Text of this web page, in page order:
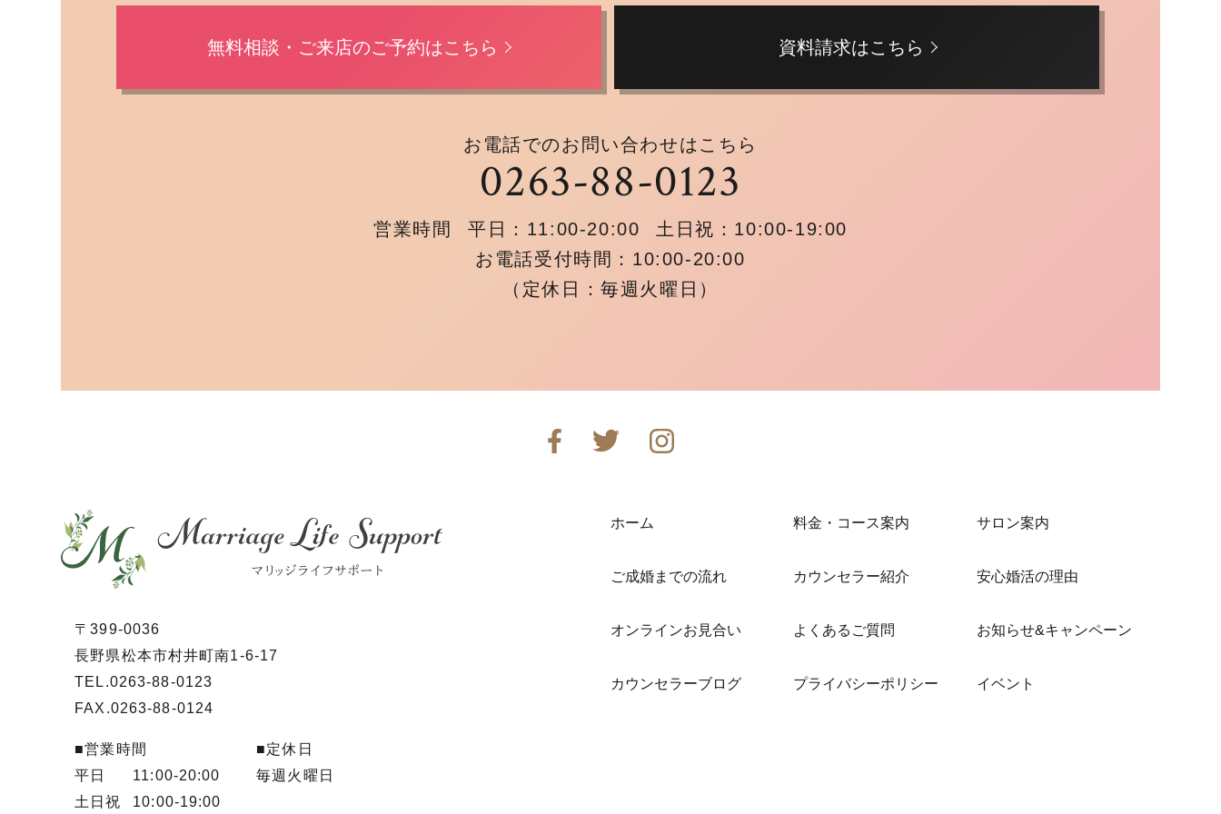
無料相談・ご来店のご予約はこちら 資料請求はこちら
お電話でのお問い合わせはこちら
0263-88-0123
営業時間 平日：11:00-20:00
土日祝：10:00-19:00
お電話受付時間：10:00-20:00
（定休日：毎週火曜日）
〒399-0036
長野県松本市村井町南1-6-17
TEL.0263-88-0123
FAX.0263-88-0124
■営業時間
平日
11:00-20:00
土日祝
10:00-19:00
■定休日
毎週火曜日
ホーム 料金・コース案内 サロン案内
ご成婚までの流れ カウンセラー紹介 安心婚活の理由
オンラインお見合い よくあるご質問 お知らせ&キャンペーン
カウンセラーブログ プライバシーポリシー イベント